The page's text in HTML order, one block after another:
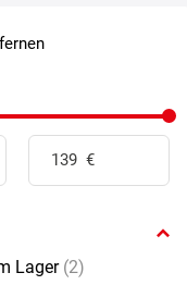
Lager (2)